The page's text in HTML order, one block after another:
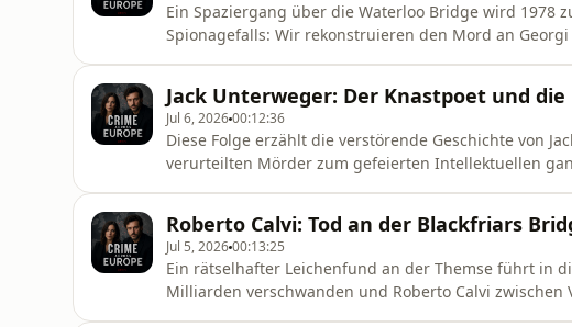
Ein Spaziergang über die Waterloo Bridge wird 1978
Spionagefalls: Wir rekonstruieren den Mord an
Jack Unterweger: Der Knastpoet und
Jul 6, 202600:12:36
Diese Folge erzählt die verstörende Geschichte von
verurteilten Mörder zum gefeierten Intellektuellen
Roberto Calvi: Tod an der Blackfriars
Jul 5, 202600:13:25
Ein rätselhafter Leichenfund an der Themse führt in
Milliarden verschwanden und Roberto Calvi